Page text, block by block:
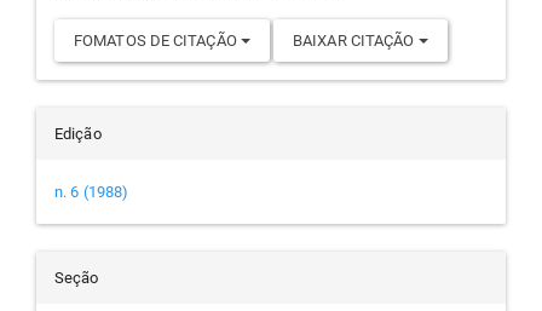
FOMATOS DE CITAÇÃO BAIXAR CITAÇÃO
Edição
n. 6 (1988)
Seção